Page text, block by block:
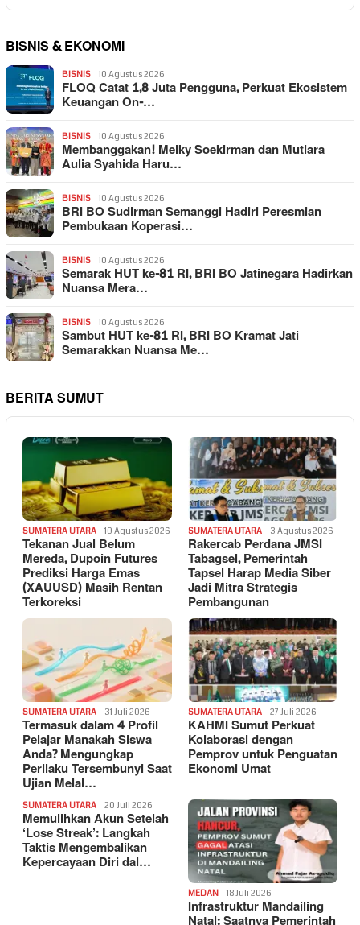
BISNIS & EKONOMI
BISNIS 10 Agustus 2026
FLOQ Catat 1,8 Juta Pengguna, Perkuat Ekosistem
Keuangan On-…
BISNIS 10 Agustus 2026
Membanggakan! Melky Soekirman dan Mutiara
Aulia Syahida Haru…
BISNIS 10 Agustus 2026
BRI BO Sudirman Semanggi Hadiri Peresmian
Pembukaan Koperasi…
BISNIS 10 Agustus 2026
Semarak HUT ke-81 RI, BRI BO Jatinegara Hadirkan
Nuansa Mera…
BISNIS 10 Agustus 2026
Sambut HUT ke-81 RI, BRI BO Kramat Jati
Semarakkan Nuansa Me…
BERITA SUMUT
SUMATERA UTARA 10 Agustus 2026
Tekanan Jual Belum
Mereda, Dupoin Futures
Prediksi Harga Emas
(XAUUSD) Masih Rentan
Terkoreksi
SUMATERA UTARA 3 Agustus 2026
Rakercab Perdana JMSI
Tabagsel, Pemerintah
Tapsel Harap Media Siber
Jadi Mitra Strategis
Pembangunan
SUMATERA UTARA 31 Juli 2026
Termasuk dalam 4 Profil
Pelajar Manakah Siswa
Anda? Mengungkap
Perilaku Tersembunyi Saat
Ujian Melal…
SUMATERA UTARA 27 Juli 2026
KAHMI Sumut Perkuat
Kolaborasi dengan
Pemprov untuk Penguatan
Ekonomi Umat
SUMATERA UTARA 20 Juli 2026
Memulihkan Akun Setelah
‘Lose Streak’: Langkah
Taktis Mengembalikan
Kepercayaan Diri dal…
MEDAN 18 Juli 2026
Infrastruktur Mandailing